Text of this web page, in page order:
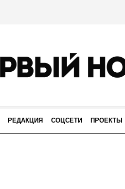
РЕДАКЦИЯ СОЦСЕТИ ПРОЕКТЫ